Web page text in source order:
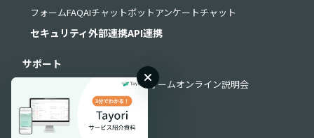
フォームFAQAIチャットボットアンケートチャット
セキュリティ外部連携API連携
サポート
お問い合わせフォームオンライン説明会
導入・運用サポート
お役立ち情報